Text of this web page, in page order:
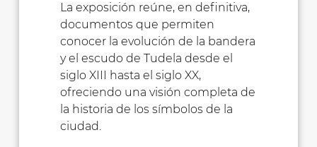
La exposición reúne, en definitiva,
documentos que permiten
conocer la evolución de la bandera
y el escudo de Tudela desde el
siglo XIII hasta el siglo XX,
ofreciendo una visión completa de
la historia de los símbolos de la
ciudad.